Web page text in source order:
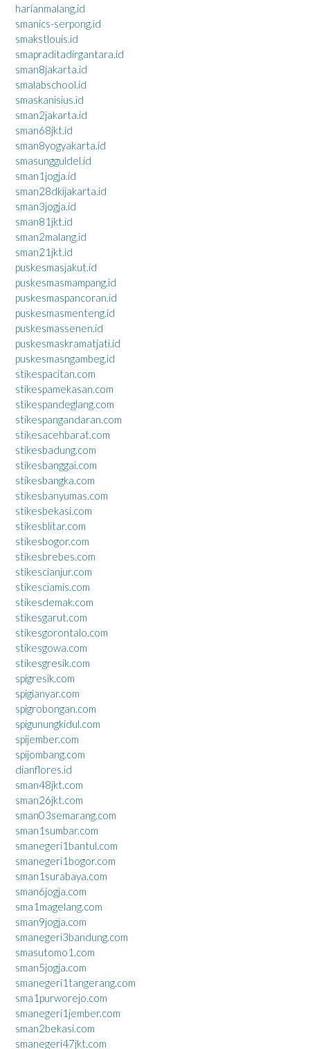
harianmalang.id
smanics-serpong.id
smakstlouis.id
smapraditadirgantara.id
sman8jakarta.id
smalabschool.id
smaskanisius.id
sman2jakarta.id
sman68jkt.id
sman8yogyakarta.id
smasungguldel.id
sman1jogja.id
sman28dkijakarta.id
sman3jogja.id
sman81jkt.id
sman2malang.id
sman21jkt.id
puskesmasjakut.id
puskesmasmampang.id
puskesmaspancoran.id
puskesmasmenteng.id
puskesmassenen.id
puskesmaskramatjati.id
puskesmasngambeg.id
stikespacitan.com
stikespamekasan.com
stikespandeglang.com
stikespangandaran.com
stikesacehbarat.com
stikesbadung.com
stikesbanggai.com
stikesbangka.com
stikesbanyumas.com
stikesbekasi.com
stikesblitar.com
stikesbogor.com
stikesbrebes.com
stikescianjur.com
stikesciamis.com
stikesdemak.com
stikesgarut.com
stikesgorontalo.com
stikesgowa.com
stikesgresik.com
spigresik.com
spigianyar.com
spigrobongan.com
spigunungkidul.com
spijember.com
spijombang.com
dianflores.id
sman48jkt.com
sman26jkt.com
sman03semarang.com
sman1sumbar.com
smanegeri1bantul.com
smanegeri1bogor.com
sman1surabaya.com
sman6jogja.com
sma1magelang.com
sman9jogja.com
smanegeri3bandung.com
smasutomo1.com
sman5jogja.com
smanegeri1tangerang.com
sma1purworejo.com
smanegeri1jember.com
sman2bekasi.com
smanegeri47jkt.com